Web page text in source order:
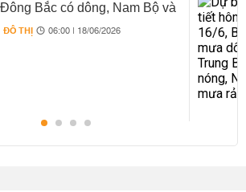
Đông Bắc có dông, Nam Bộ và
Trung Bộ nắng nóng xen mưa
ĐÔ THỊ 06:00 | 18/06/2026